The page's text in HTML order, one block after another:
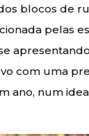
blocos de
pelas
com uma
ano, num